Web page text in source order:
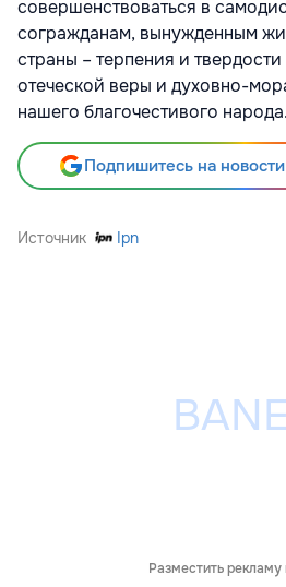
совершенствоваться в
согражданам, вынужденным
страны – терпения и
отеческой веры и духовно-
нашего благочестивого народа.
Подпишитесь на
Источник Ipn
Разместить рекламу